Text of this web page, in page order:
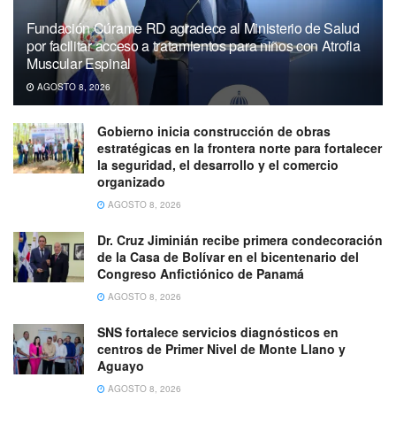
Fundación Cúrame RD agradece al Ministerio de Salud
por facilitar acceso a tratamientos para niños con Atrofia
Muscular Espinal
AGOSTO 8, 2026
Gobierno inicia construcción de obras
estratégicas en la frontera norte para fortalecer
la seguridad, el desarrollo y el comercio
organizado
AGOSTO 8, 2026
Dr. Cruz Jiminián recibe primera condecoración
de la Casa de Bolívar en el bicentenario del
Congreso Anfictiónico de Panamá
AGOSTO 8, 2026
SNS fortalece servicios diagnósticos en
centros de Primer Nivel de Monte Llano y
Aguayo
AGOSTO 8, 2026